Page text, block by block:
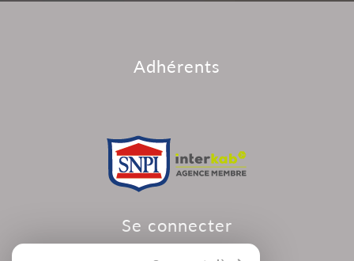
adhérents
se connecter